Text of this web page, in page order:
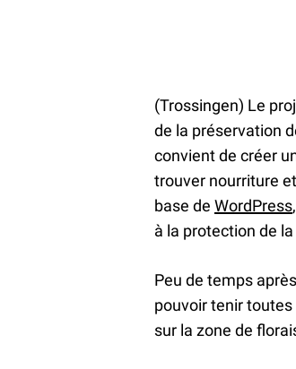
(Trossingen) Le
de la préservation
convient de créer
trouver nourriture
base deWordPress
à la protection de
Peu de temps
pouvoir tenir
sur la zone de